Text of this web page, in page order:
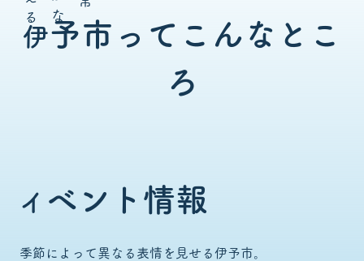
イ ベント情報
季節によって異なる表情を見せる伊予市。
伊予市ってこんなとこ
ろ
る
な